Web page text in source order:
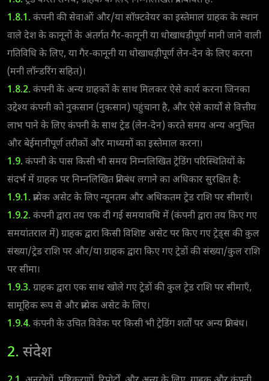
1.8.1. कंपनी की सेवाओं और/या सॉफ़्टवेयर का इस्तेमाल ग्राहक के स्थान
वाले देश के कानूनों के अंतर्गत गैर-कानूनी या धोखाधड़ीपूर्ण मानी जाने वाली
गतिविधि के लिए, या गैर-कानूनी या धोखाधड़ीपूर्ण लेन-देन के लिए करना
(मनी लॉन्डरिंग सहित)।
1.8.2. कंपनी के अन्य ग्राहकों के साथ मिलकर ऐसे कार्य करना जिनका
उद्देश्य कंपनी को नुकसान (नुकसान) पहुंचाना है, और ऐसे कार्यों से वित्तीय
लाभ पाने के लिए कंपनी के साथ ट्रेड (लेन-देन) करते समय अन्य अनुचित
और बेईमानीपूर्ण तरीकों और माध्यमों का इस्तेमाल करना।
1.9. कंपनी के पास किसी भी समय निम्नलिखित ट्रेडिंग परिस्थितियों के
संदर्भ में ग्राहक पर निम्नलिखित प्रतिबंध लगाने का अधिकार सुरक्षित है:
1.9.1. प्रत्येक असेट के लिए न्यूनतम और अधिकतम ट्रेड राशि पर सीमाएँ।
1.9.2. कंपनी द्वारा तय एक दी गई समयावधि में (कंपनी द्वारा तय किए गए
समयांतराल में) ग्राहक द्वारा किसी विशिष्ट असेट पर किए गए ट्रेड्स की कुल
संख्या/ट्रेड राशि पर और/या ग्राहक द्वारा किए गए ट्रेडों की संख्या/कुल राशि
पर सीमा।
1.9.3. ग्राहक द्वारा एक साथ खोले गए ट्रेडों की कुल ट्रेड राशि पर सीमाएँ,
सामूहिक रूप से और प्रत्येक असेट के लिए।
1.9.4. कंपनी के उचित विवेक पर किसी भी ट्रेडिंग शर्तों पर अन्य प्रतिबंध।
2. संदेश